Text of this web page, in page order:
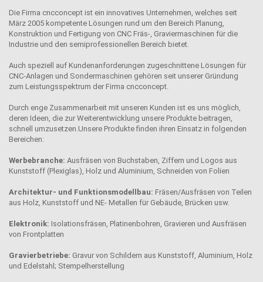
Die Firma cncconcept ist ein innovatives Unternehmen, welches seit
März 2005 kompetente Lösungen rund um den Bereich Planung,
Konstruktion und Fertigung von CNC Fräs-, Graviermaschinen für die
Industrie und den semiprofessionellen Bereich bietet.
Auch speziell auf Kundenanforderungen zugeschnittene Lösungen für
CNC-Anlagen und Sondermaschinen gehören seit unserer Gründung
zum Leistungsspektrum der Firma cncconcept.
Durch enge Zusammenarbeit mit unseren Kunden ist es uns möglich,
deren Ideen, die zur Weiterentwicklung unsere Produkte beitragen,
schnell umzusetzen.Unsere Produkte finden ihren Einsatz in folgenden
Bereichen:
Werbebranche: Ausfräsen von Buchstaben, Ziffern und Logos aus
Kunststoff (Plexiglas), Holz und Aluminium, Schneiden von Folien
Architektur- und Funktionsmodellbau: Fräsen/Ausfräsen von Teilen
aus Holz, Kunststoff und NE- Metallen für Gebäude, Brücken usw.
Elektronik: Isolationsfräsen, Platinenbohren, Gravieren und Ausfräsen
von Frontplatten
Gravierbetriebe: Gravur von Schildern aus Kunststoff, Aluminium, Holz
und Edelstahl; Stempelherstellung